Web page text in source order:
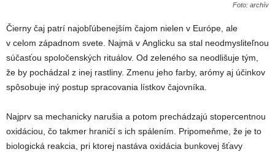
Foto: archív
Čierny čaj patrí najobľúbenejším čajom nielen v Európe, ale
v celom západnom svete. Najmä v Anglicku sa stal neodmysliteľnou
súčasťou spoločenských rituálov. Od zeleného sa neodlišuje tým,
že by pochádzal z inej rastliny. Zmenu jeho farby, arómy aj účinkov
spôsobuje iný postup spracovania lístkov čajovníka.
Najprv sa mechanicky narušia a potom prechádzajú stopercentnou
oxidáciou, čo takmer hraničí s ich spálením. Pripomeňme, že je to
biologická reakcia, pri ktorej nastáva oxidácia bunkovej šťavy